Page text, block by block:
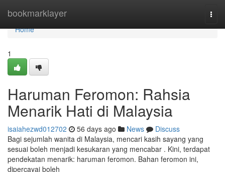
bookmarklayer
Home
Home
1
Haruman Feromon: Rahsia
Menarik Hati di Malaysia
isaiahezwd012702 56 days ago News
Discuss
Bagi sejumlah wanita di Malaysia, mencari kasih sayang yang
sesuai boleh menjadi kesukaran yang mencabar . Kini, terdapat
pendekatan menarik: haruman feromon. Bahan feromon ini,
dipercayai boleh